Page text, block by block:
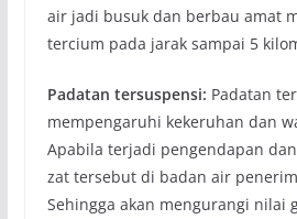
air jadi busuk dan berbau amat
tercium pada jarak sampai 5
Padatan tersuspensi: Padatan
mempengaruhi kekeruhan dan
Apabila terjadi pengendapan
zat tersebut di badan air
Sehingga akan mengurangi nilai